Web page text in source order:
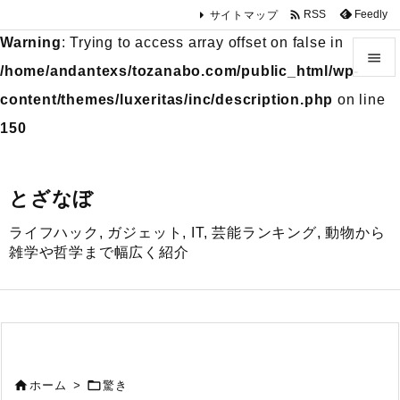
Warning: Trying to access array offset on false in
/home/andantexs/tozanabo.com/public_html/wp-
content/themes/luxeritas/inc/description.php on line
150
とざなぼ
ライフハック, ガジェット, IT, 芸能ランキング, 動物から
雑学や哲学まで幅広く紹介


前へ
サイトマップ  RSS Feedly
ホーム > 驚き